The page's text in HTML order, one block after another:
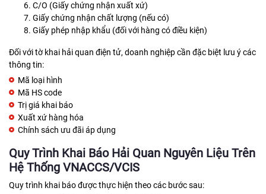
C/O (Giấy chứng nhận xuất xứ)
Giấy chứng nhận chất lượng (nếu có)
Giấy phép nhập khẩu (đối với hàng có điều kiện)
Đối với tờ khai hải quan điện tử, doanh nghiệp cần đặc biệt lưu ý các
thông tin:
Mã loại hình
Mã HS code
Trị giá khai báo
Xuất xứ hàng hóa
Chính sách ưu đãi áp dụng
Quy Trình Khai Báo Hải Quan Nguyên Liệu Trên
Hệ Thống VNACCS/VCIS
Quy trình khai báo được thực hiện theo các bước sau: